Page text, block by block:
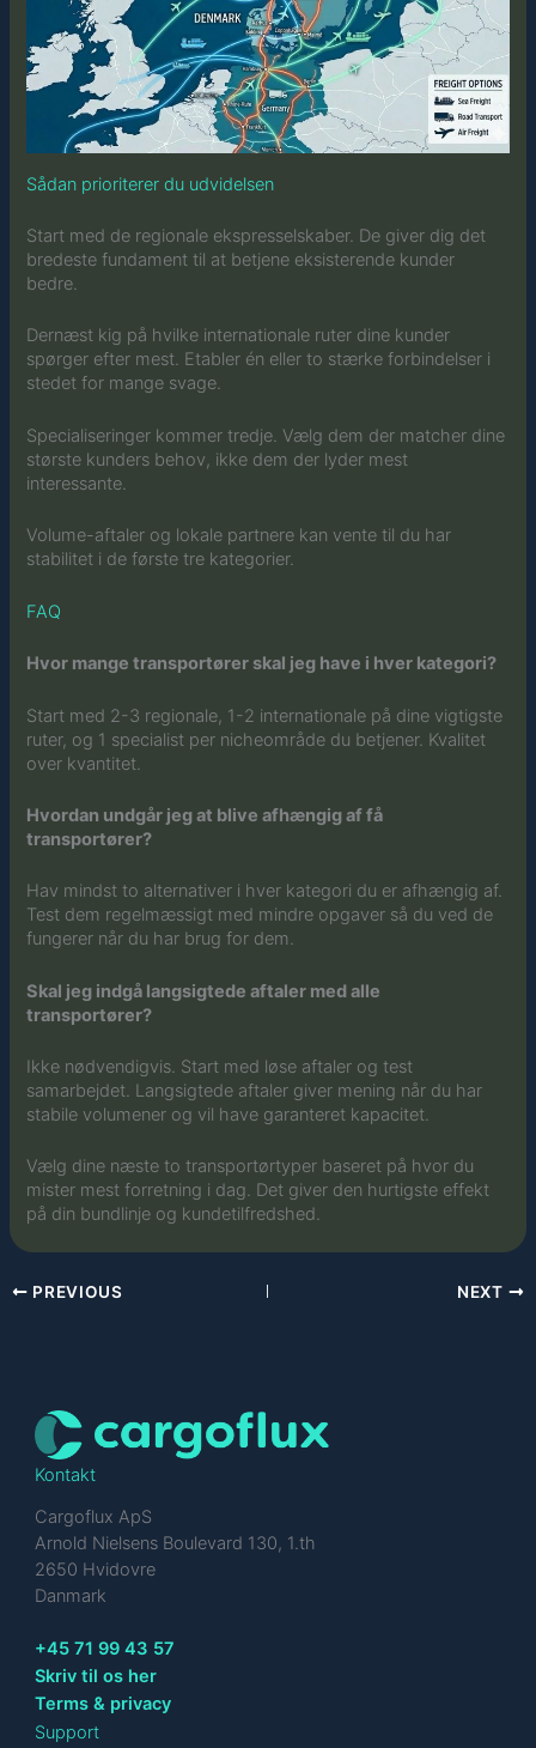
Sådan prioriterer du udvidelsen
Start med de regionale ekspresselskaber. De giver dig det
bredeste fundament til at betjene eksisterende kunder
bedre.
Dernæst kig på hvilke internationale ruter dine kunder
spørger efter mest. Etabler én eller to stærke forbindelser i
stedet for mange svage.
Specialiseringer kommer tredje. Vælg dem der matcher dine
største kunders behov, ikke dem der lyder mest
interessante.
Volume-aftaler og lokale partnere kan vente til du har
stabilitet i de første tre kategorier.
FAQ
Hvor mange transportører skal jeg have i hver kategori?
Start med 2-3 regionale, 1-2 internationale på dine vigtigste
ruter, og 1 specialist per nicheområde du betjener. Kvalitet
over kvantitet.
Hvordan undgår jeg at blive afhængig af få
transportører?
Hav mindst to alternativer i hver kategori du er afhængig af.
Test dem regelmæssigt med mindre opgaver så du ved de
fungerer når du har brug for dem.
Skal jeg indgå langsigtede aftaler med alle
transportører?
Ikke nødvendigvis. Start med løse aftaler og test
samarbejdet. Langsigtede aftaler giver mening når du har
stabile volumener og vil have garanteret kapacitet.
Vælg dine næste to transportørtyper baseret på hvor du
mister mest forretning i dag. Det giver den hurtigste effekt
på din bundlinje og kundetilfredshed.
PREVIOUS NEXT
Kontakt
Cargoflux ApS
Arnold Nielsens Boulevard 130, 1.th
2650 Hvidovre
Danmark
+45 71 99 43 57
Skriv til os her
Terms & privacy
Support